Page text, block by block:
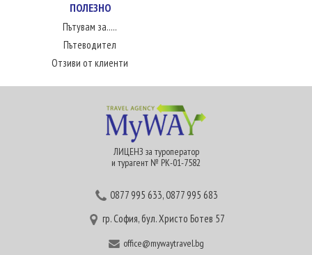
ПОЛЕЗНО
Пътувам за.....
Пътеводител
Отзиви от клиенти
ЛИЦЕНЗ за туроператор
и турагент № РК-01-7582
0877 995 633,0877 995 683
гр. София, бул. Христо Ботев 57
office@mywaytravel.bg